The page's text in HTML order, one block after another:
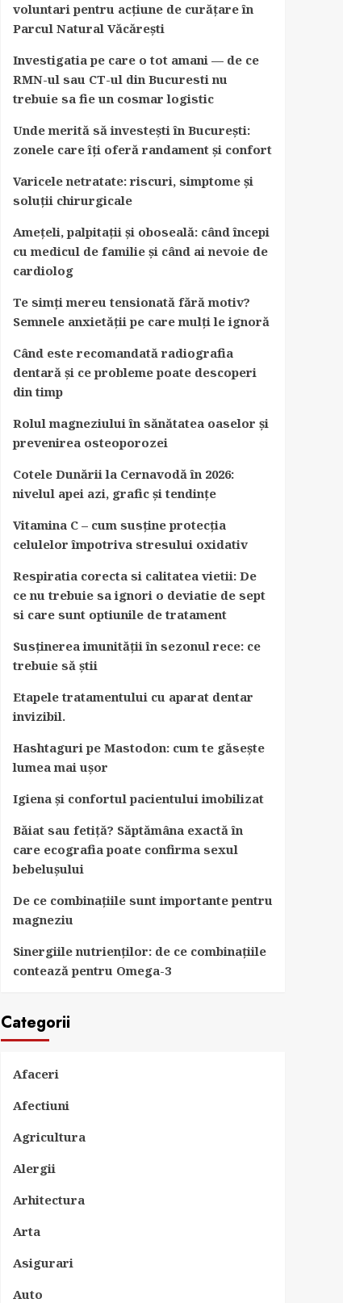
voluntari pentru acțiune de curățare în
Parcul Natural Văcărești
Investigatia pe care o tot amani — de ce
RMN-ul sau CT-ul din Bucuresti nu
trebuie sa fie un cosmar logistic
Unde merită să investești în București:
zonele care îți oferă randament și confort
Varicele netratate: riscuri, simptome și
soluții chirurgicale
Amețeli, palpitații și oboseală: când începi
cu medicul de familie și când ai nevoie de
cardiolog
Te simți mereu tensionată fără motiv?
Semnele anxietății pe care mulți le ignoră
Când este recomandată radiografia
dentară și ce probleme poate descoperi
din timp
Rolul magneziului în sănătatea oaselor și
prevenirea osteoporozei
Cotele Dunării la Cernavodă în 2026:
nivelul apei azi, grafic și tendințe
Vitamina C – cum susține protecția
celulelor împotriva stresului oxidativ
Respiratia corecta si calitatea vietii: De
ce nu trebuie sa ignori o deviatie de sept
si care sunt optiunile de tratament
Susținerea imunității în sezonul rece: ce
trebuie să știi
Etapele tratamentului cu aparat dentar
invizibil.
Hashtaguri pe Mastodon: cum te găsește
lumea mai ușor
Igiena și confortul pacientului imobilizat
Băiat sau fetiță? Săptămâna exactă în
care ecografia poate confirma sexul
bebelușului
De ce combinațiile sunt importante pentru
magneziu
Sinergiile nutrienților: de ce combinațiile
contează pentru Omega-3
Categorii
Afaceri
Afectiuni
Agricultura
Alergii
Arhitectura
Arta
Asigurari
Auto